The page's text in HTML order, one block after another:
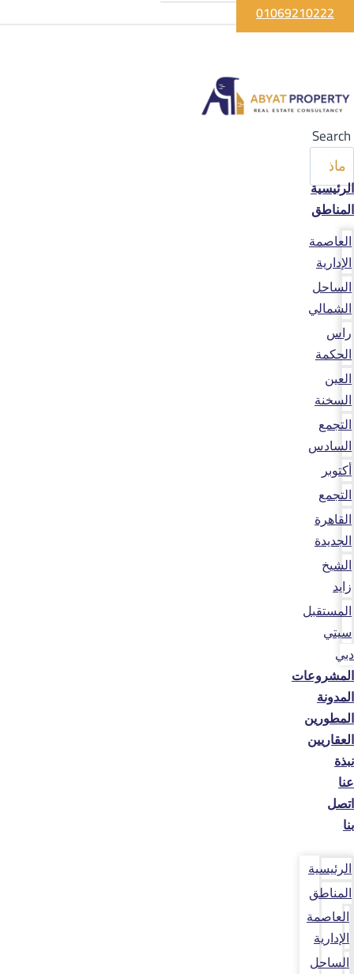
01069210222
Search
الرئيسية
المناطق
العاصمة
الإدارية
الساحل
الشمالي
راس
الحكمة
العين
السخنة
التجمع
السادس
أكتوبر
التجمع
القاهرة
الجديدة
الشيخ
زايد
المستقبل
سيتي
دبي
المشروعات
المدونة
المطورين
العقاريين
نبذة
عنا
اتصل
بنا
الرئيسية
المناطق
العاصمة
الإدارية
الساحل